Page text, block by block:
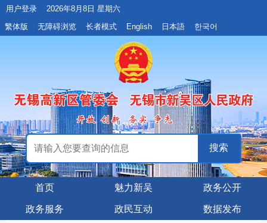
用户登录
2026年8月8日 星期六
繁体版
无障碍浏览 长者模式 English 日本語 한국어
首页 魅力新吴 政务公开
政务服务 政民互动 数据发布